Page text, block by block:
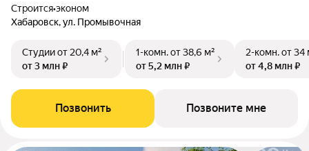
Строится•эконом
Хабаровск, ул. Промывочная
Студииот 20,4 м²
от 3 млн ₽
1-комн.от 38,6 м²
от 5,2 млн ₽
2-комн.от 34
от 4,8 млн ₽
Позвонить Позвоните мне